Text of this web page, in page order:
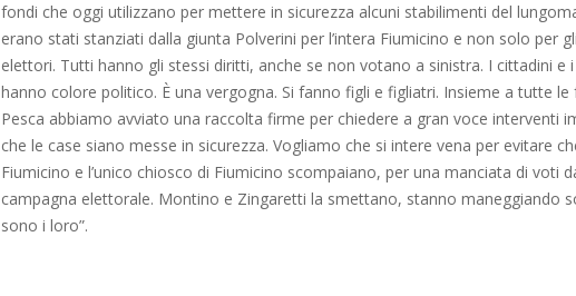
fondi che oggi utilizzano per mettere in sicurezza alcuni stabilimenti del
erano stati stanziati dalla giunta Polverini per l’intera Fiumicino e non solo per
elettori. Tutti hanno gli stessi diritti, anche se non votano a sinistra. I cittadini e
hanno colore politico. È una vergogna. Si fanno figli e figliatri. Insieme a tutte le
Pesca abbiamo avviato una raccolta firme per chiedere a gran voce interventi
che le case siano messe in sicurezza. Vogliamo che si intere vena per evitare
Fiumicino e l’unico chiosco di Fiumicino scompaiano, per una manciata di voti
campagna elettorale. Montino e Zingaretti la smettano, stanno maneggiando
sono i loro”.